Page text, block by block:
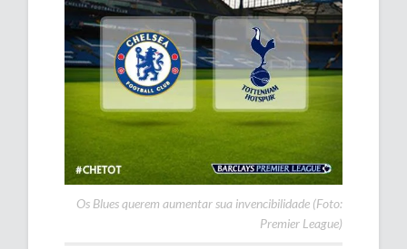
Os Blues querem aumentar sua invencibilidade (Foto:
Premier League)